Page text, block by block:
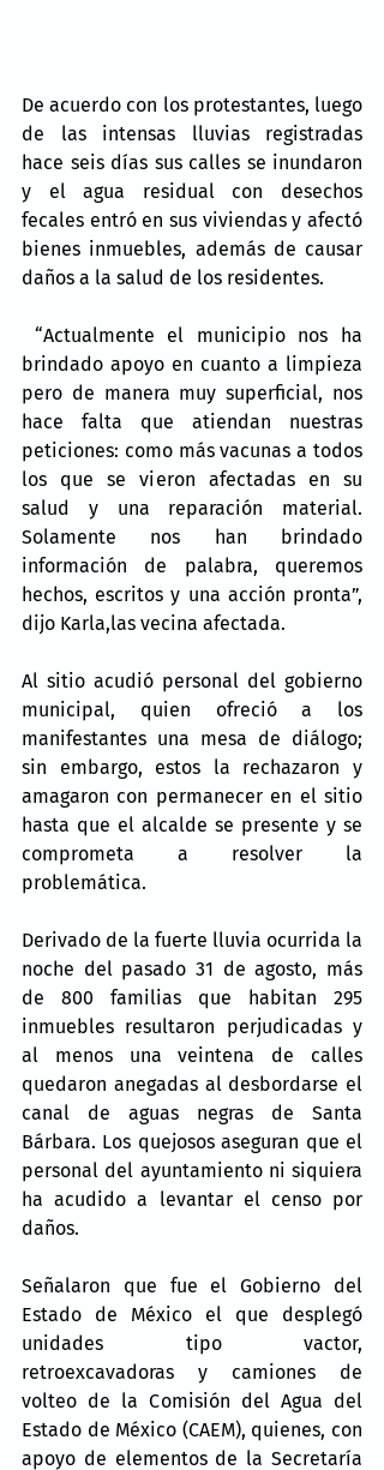
De acuerdo con los protestantes, luego
de las intensas lluvias registradas
hace seis días sus calles se inundaron
y el agua residual con desechos
fecales entró en sus viviendas y afectó
bienes inmuebles, además de causar
daños a la salud de los residentes.
brindado apoyo en cuanto a limpieza
pero de manera muy superficial, nos
hace falta que atiendan nuestras
peticiones: como más vacunas a todos
los que se vieron afectadas en su
salud y una reparación material.
Solamente nos han brindado
información de palabra, queremos
hechos, escritos y una acción pronta”,
dijo Karla,las vecina afectada.
Al sitio acudió personal del gobierno
municipal, quien ofreció a los
manifestantes una mesa de diálogo;
sin embargo, estos la rechazaron y
amagaron con permanecer en el sitio
hasta que el alcalde se presente y se
comprometa a resolver la
problemática.
Derivado de la fuerte lluvia ocurrida la
noche del pasado 31 de agosto, más
de 800 familias que habitan 295
inmuebles resultaron perjudicadas y
al menos una veintena de calles
quedaron anegadas al desbordarse el
canal de aguas negras de Santa
Bárbara. Los quejosos aseguran que el
personal del ayuntamiento ni siquiera
ha acudido a levantar el censo por
daños.
Señalaron que fue el Gobierno del
Estado de México el que desplegó
unidades tipo vactor,
retroexcavadoras y camiones de
volteo de la Comisión del Agua del
Estado de México (CAEM), quienes, con
apoyo de elementos de la Secretaría